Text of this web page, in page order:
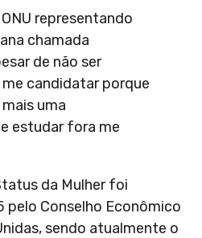
representando
chamada
de não ser
candidatar porque
uma
estudar fora me
da Mulher foi
pelo Conselho Econômico
sendo atualmente o